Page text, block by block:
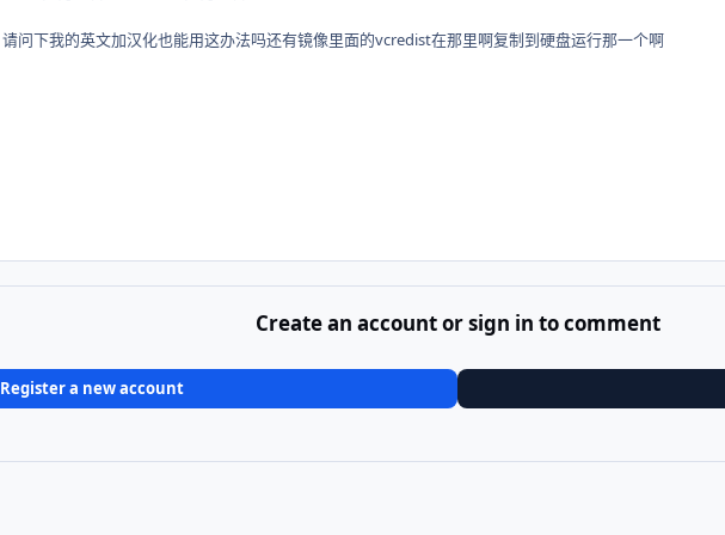
请问下我的英文加汉化也能用这办法吗还有镜像里面的vcredist在那里啊复制到硬盘运行那一个啊
Create an account or sign in to comment
Register a new account